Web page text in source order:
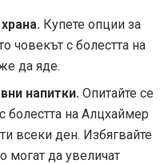
Купете опции за
човекът с болестта на
да яде.
напитки. Опитайте се
болестта на Алцхаймер
всеки ден. Избягвайте
могат да увеличат